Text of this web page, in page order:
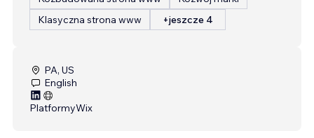
Klasyczna strona www
+jeszcze 4
PA, US
English
PlatformyWix